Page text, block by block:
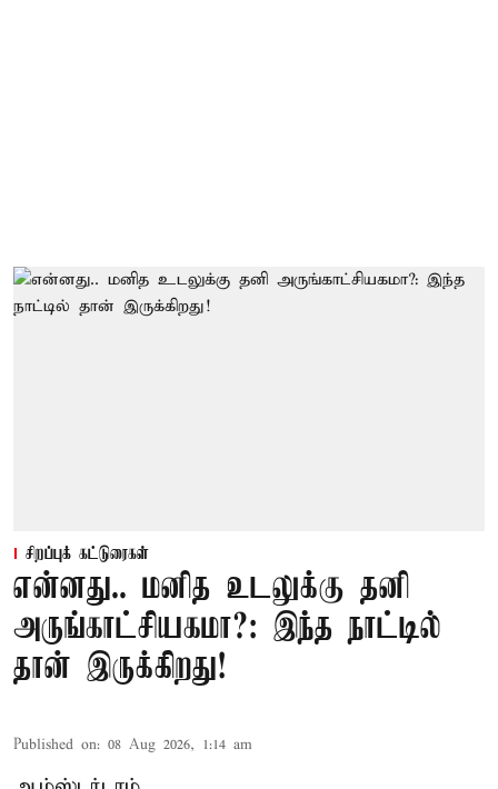
சிறப்புக் கட்டுரைகள்
என்னது.. மனித உடலுக்கு தனி
அருங்காட்சியகமா?: இந்த நாட்டில்
தான் இருக்கிறது!
Published on: 08 Aug 2026, 1:14 am